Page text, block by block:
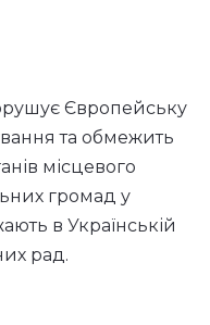
Європейську
та обмежить
місцевого
громад у
в Українській
рад.